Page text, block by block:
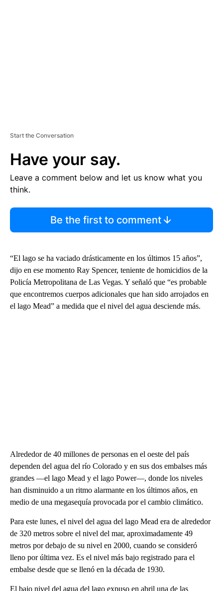
Start the Conversation
Have your say.
Leave a comment below and let us know what you
think.
Be the first to comment
“El lago se ha vaciado drásticamente en los últimos 15 años”,
dijo en ese momento Ray Spencer, teniente de homicidios de la
Policía Metropolitana de Las Vegas. Y señaló que “es probable
que encontremos cuerpos adicionales que han sido arrojados en
el lago Mead” a medida que el nivel del agua desciende más.
Alrededor de 40 millones de personas en el oeste del país
dependen del agua del río Colorado y en sus dos embalses más
grandes —el lago Mead y el lago Power—, donde los niveles
han disminuido a un ritmo alarmante en los últimos años, en
medio de una megasequía provocada por el cambio climático.
Para este lunes, el nivel del agua del lago Mead era de alrededor
de 320 metros sobre el nivel del mar, aproximadamente 49
metros por debajo de su nivel en 2000, cuando se consideró
lleno por última vez. Es el nivel más bajo registrado para el
embalse desde que se llenó en la década de 1930.
El bajo nivel del agua del lago expuso en abril una de las